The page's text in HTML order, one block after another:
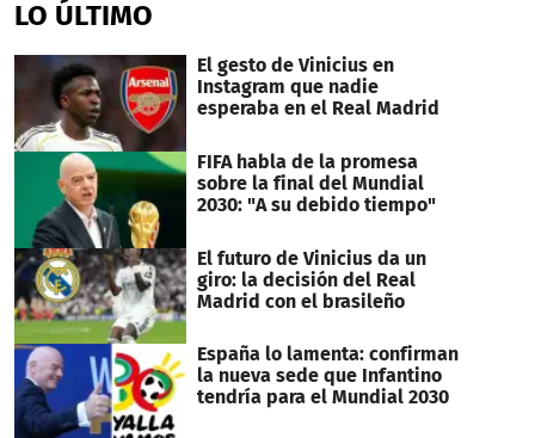
LO ÚLTIMO
El gesto de Vinicius en
Instagram que nadie
esperaba en el Real Madrid
FIFA habla de la promesa
sobre la final del Mundial
2030: "A su debido tiempo"
El futuro de Vinicius da un
giro: la decisión del Real
Madrid con el brasileño
España lo lamenta: confirman
la nueva sede que Infantino
tendría para el Mundial 2030